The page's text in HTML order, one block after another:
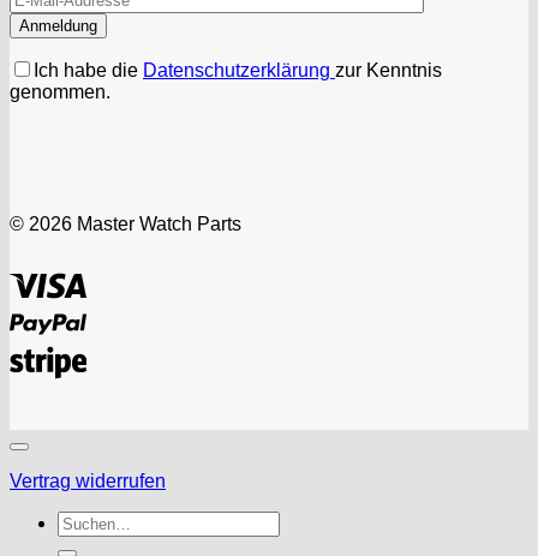
Ich habe die Datenschutzerklärung zur Kenntnis
genommen.
© 2026 Master Watch Parts
PayPal
Stripe
Vertrag widerrufen
Suchen
nach: